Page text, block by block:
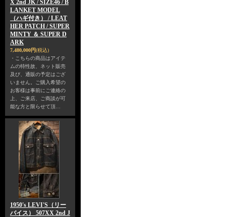
X 2nd JK / SIZE46 / B
LANKET MODEL
（ハギ付き） / LEAT
HER PATCH / SUPER
MINTY ＆ SUPER D
ARK
7,480,000円(税込)
・こちらの商品はアイテ
ムの特性故、ネット販売
及び、通販の予定はござ
いません。ご購入希望の
お客様は事前にご連絡の
上、ご来店、ご商談が可
能な方と限らせて頂…
1950's LEVI'S（リー
バイス） 507XX 2nd J